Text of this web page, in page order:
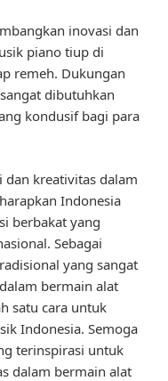
inovasi dan
piano tiup di
remeh. Dukungan
dibutuhkan
kondusif bagi para
kreativitas dalam
Indonesia
berbakat yang
Sebagai
yang sangat
bermain alat
satu cara untuk
Indonesia. Semoga
terinspirasi untuk
dalam bermain alat